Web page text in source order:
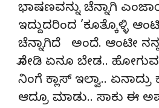
ಭಾಷಣವನ್ನು ಚೆನ್ನಾಗಿ
ಇದ್ದುದರಿಂದ ’ಕೂತ್ಕೊಳ್ಳಿ
ಚೆನ್ನಾಗಿದೆ ಅಂದೆ. ಆಂಟೀ
ನೋಡಿ ಏನೂ ಬೇಡ.. ಹೋಗುವ
ನಿಂಗೆ ಕ್ಲಾಸ್ ಇಲ್ವಾ..
ಆದ್ರೂ ಮಾಡು.. ಸಾಕು ಈ